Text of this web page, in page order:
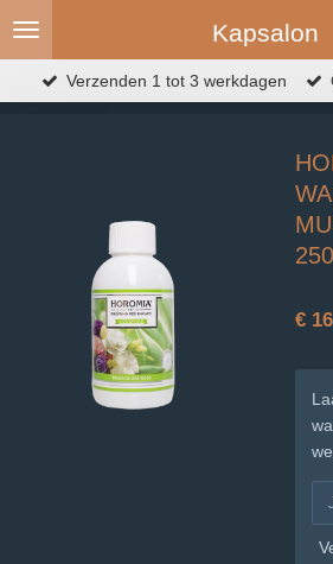
Ga
naar
de
Kapsalon
Verzenden 1 tot 3 werkdagen
€